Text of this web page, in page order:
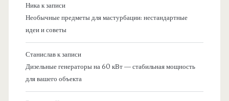
Никак записи
Необычные предметы для мастурбации: нестандартные
идеи и советы
Станиславк записи
Дизельные генераторы на 60 кВт — стабильная мощность
для вашего объекта